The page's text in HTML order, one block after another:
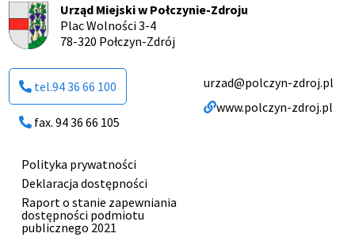
Urząd Miejski w Połczynie-Zdroju
Plac Wolności 3-4
78-320 Połczyn-Zdrój
tel.94 36 66 100
fax. 94 36 66 105
urzad@polczyn-zdroj.pl
www.polczyn-zdroj.pl
Menu
stopki
Polityka prywatności
Deklaracja dostępności
Raport o stanie zapewniania
dostępności podmiotu
publicznego 2021